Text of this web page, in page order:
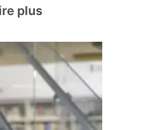
plus